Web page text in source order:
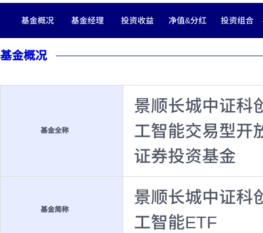
基金概况 基金经理 投资收益 净值&分红 投资组合
基金概况
基金全称
景顺长城中证科
工智能交易型开
证券投资基金
基金简称
景顺长城中证科
工智能ETF